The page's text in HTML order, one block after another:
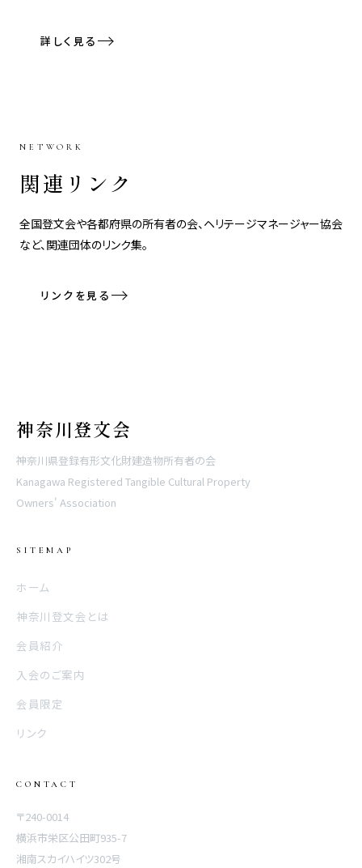
詳しく見る
NETWORK
関連リンク
全国登文会や各都府県の所有者の会、ヘリテージマネージャー協会
など、関連団体のリンク集。
リンクを見る
神奈川登文会
神奈川県登録有形文化財建造物所有者の会
Kanagawa Registered Tangible Cultural Property
Owners' Association
SITEMAP
ホーム
神奈川登文会とは
会員紹介
入会のご案内
会員限定
リンク
CONTACT
〒240-0014
横浜市栄区公田町935-7
湘南スカイハイツ302号